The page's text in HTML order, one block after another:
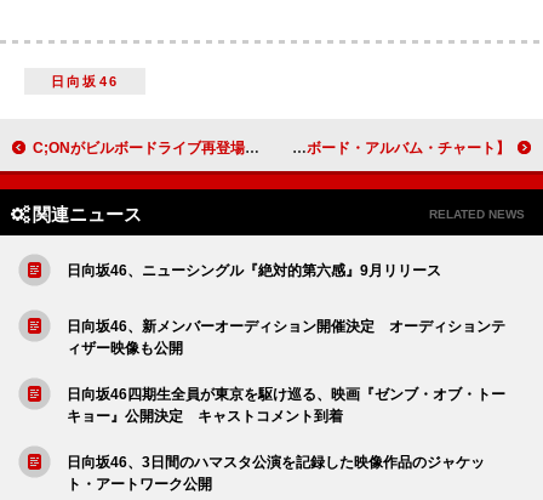
日向坂46
C;ONがビルボードライブ再登場、豪華バンド編成とともにジャジーなパフォーマンス 【米ビルボード・アルバム・チャート】テイラー・スウィフト『TTPD』通算14週目の1位、『ヴァルチャーズ2』初登場2位
関連ニュース RELATED NEWS
日向坂46、ニューシングル『絶対的第六感』9月リリース
日向坂46、新メンバーオーディション開催決定 オーディションテ
ィザー映像も公開
日向坂46四期生全員が東京を駆け巡る、映画『ゼンブ・オブ・トー
キョー』公開決定 キャストコメント到着
日向坂46、3日間のハマスタ公演を記録した映像作品のジャケッ
ト・アートワーク公開